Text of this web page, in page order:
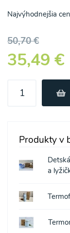
Najvýhodnejšia
50,70 €
35,49 €
Produkty v
a